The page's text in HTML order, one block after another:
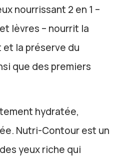
nourrissant 2 en 1 –
lèvres – nourrit la
la préserve du
que des premiers
hydratée,
Nutri-Contour est un
yeux riche qui